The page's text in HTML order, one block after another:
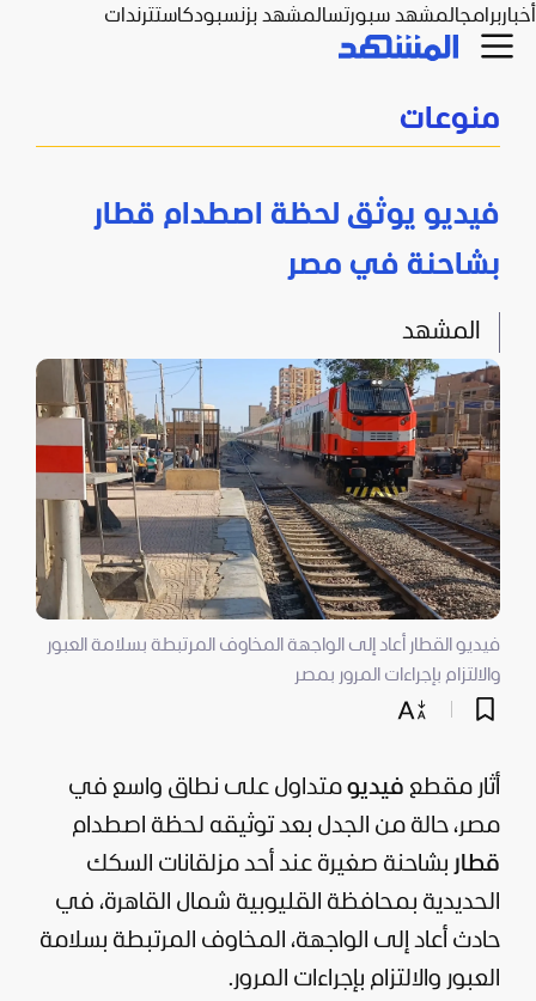
أخباربرامجالمشهد سبورتسالمشهد بزنسبودكاستترندات
منوعات
فيديو يوثق لحظة اصطدام قطار
بشاحنة في مصر
المشهد
فيديو القطار أعاد إلى الواجهة المخاوف المرتبطة بسلامة العبور
والالتزام بإجراءات المرور بمصر
أثار مقطع فيديو متداول على نطاق واسع في
مصر، حالة من الجدل بعد توثيقه لحظة اصطدام
قطار بشاحنة صغيرة عند أحد مزلقانات السكك
الحديدية بمحافظة القليوبية شمال القاهرة، في
حادث أعاد إلى الواجهة، المخاوف المرتبطة بسلامة
العبور والالتزام بإجراءات المرور.